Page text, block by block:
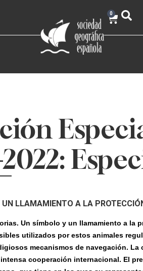
0
2022:
UN LLAMAMIENTO A LA
Un símbolo y un llamamiento a la
utilizados por estos animales
mecanismos de navegación.
cooperación internacional. El